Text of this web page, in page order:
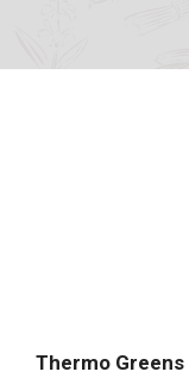
Thermo Greens